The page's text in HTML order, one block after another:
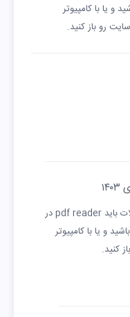
و یا با کامپیوتر
رو باز کنید.
برای مشاهده سوالات باید pdf reader در
و یا با کامپیوتر
کنید.